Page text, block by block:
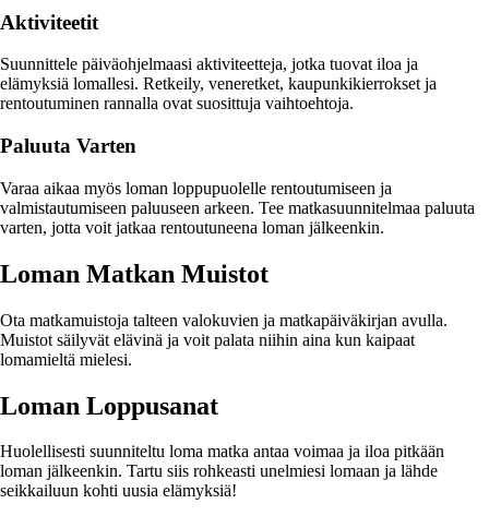
Aktiviteetit
Suunnittele päiväohjelmaasi aktiviteetteja, jotka tuovat iloa ja
elämyksiä lomallesi. Retkeily, veneretket, kaupunkikierrokset ja
rentoutuminen rannalla ovat suosittuja vaihtoehtoja.
Paluuta Varten
Varaa aikaa myös loman loppupuolelle rentoutumiseen ja
valmistautumiseen paluuseen arkeen. Tee matkasuunnitelmaa paluuta
varten, jotta voit jatkaa rentoutuneena loman jälkeenkin.
Loman Matkan Muistot
Ota matkamuistoja talteen valokuvien ja matkapäiväkirjan avulla.
Muistot säilyvät elävinä ja voit palata niihin aina kun kaipaat
lomamieltä mielesi.
Loman Loppusanat
Huolellisesti suunniteltu loma matka antaa voimaa ja iloa pitkään
loman jälkeenkin. Tartu siis rohkeasti unelmiesi lomaan ja lähde
seikkailuun kohti uusia elämyksiä!